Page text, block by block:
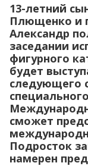
13-летний
Плющенко и
Александр
заседании
фигурного
будет
следующего
сможет
Подросток
намерен